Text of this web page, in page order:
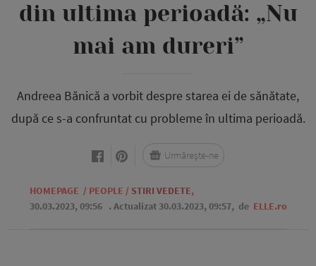
din ultima perioadă: „Nu
mai am dureri”
Andreea Bănică a vorbit despre starea ei de sănătate,
după ce s-a confruntat cu probleme în ultima perioadă.
HOMEPAGE / PEOPLE / STIRI VEDETE,
30.03.2023, 09:56 . Actualizat 30.03.2023, 09:57, de ELLE.ro
Urmărește-ne